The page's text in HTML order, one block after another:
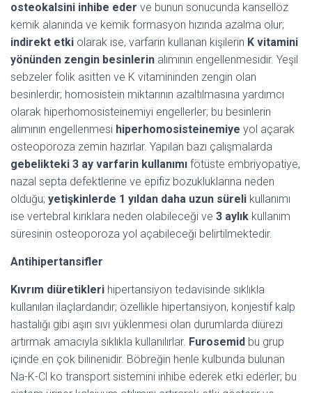
osteokalsini inhibe eder ve bunun sonucunda kansellöz
kemik alanında ve kemik formasyon hızında azalma olur;
indirekt etki olarak ise, varfarin kullanan kişilerin K vitamini
yönünden zengin besinlerin alımının engellenmesidir. Yeşil
sebzeler folik asitten ve K vitamininden zengin olan
besinlerdir; homosistein miktarının azaltılmasına yardımcı
olarak hiperhomosisteinemiyi engellerler; bu besinlerin
alımının engellenmesi hiperhomosisteinemiye yol açarak
osteoporoza zemin hazırlar. Yapılan bazı çalışmalarda
gebelikteki 3 ay varfarin kullanımı fötüste embriyopatiye,
nazal septa defektlerine ve epifiz bozukluklarına neden
olduğu; yetişkinlerde 1 yıldan daha uzun süreli kullanımı
ise vertebral kırıklara neden olabileceği ve 3 aylık kullanım
süresinin osteoporoza yol açabileceği belirtilmektedir.
Antihipertansifler
Kıvrım diüretikleri hipertansiyon tedavisinde sıklıkla
kullanılan ilaçlardandır; özellikle hipertansiyon, konjestif kalp
hastalığı gibi aşırı sıvı yüklenmesi olan durumlarda diürezi
artırmak amacıyla sıklıkla kullanılırlar. Furosemid bu grup
içinde en çok bilinenidir. Böbreğin henle kulbunda bulunan
Na-K-Cl ko transport sistemini inhibe ederek etki ederler; bu